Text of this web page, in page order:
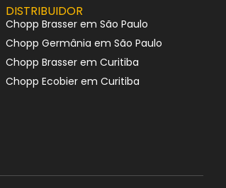
DISTRIBUIDOR
Chopp Brasser em São Paulo
Chopp Germânia em São Paulo
Chopp Brasser em Curitiba
Chopp Ecobier em Curitiba